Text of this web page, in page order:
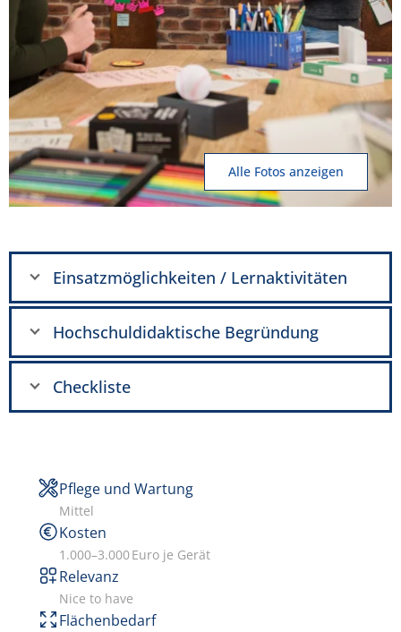
Alle Fotos anzeigen
Einsatzmöglichkeiten / Lernaktivitäten
Hochschuldidaktische Begründung
Checkliste
Pflege und Wartung
Mittel
Kosten
1.000–3.000 Euro je Gerät
Relevanz
Nice to have
Flächenbedarf